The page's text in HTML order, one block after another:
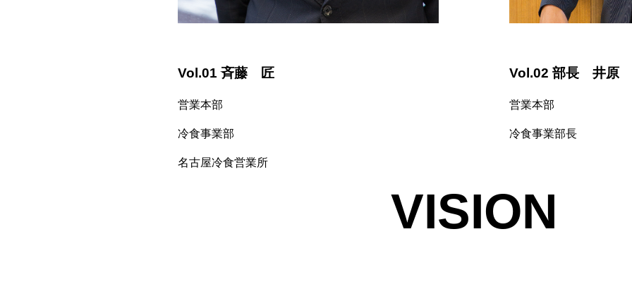
Vol.01 斉藤 匠
営業本部
冷食事業部
名古屋冷食営業所
Vol.02 部長 井原
営業本部
冷食事業部長
VISION